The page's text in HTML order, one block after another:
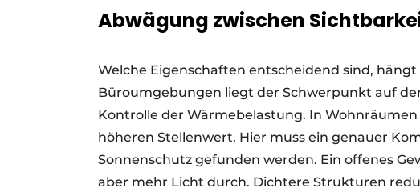
Abwägung zwischen
Welche Eigenschaften entscheidend sind,
Büroumgebungen liegt der Schwerpunkt auf
Kontrolle der Wärmebelastung. In
höheren Stellenwert. Hier muss ein genauer
Sonnenschutz gefunden werden. Ein offenes
aber mehr Licht durch. Dichtere Strukturen